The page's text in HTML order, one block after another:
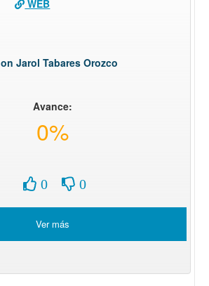
WEB
Jarol Tabares Orozco
Avance:
0%
0 0
Ver más